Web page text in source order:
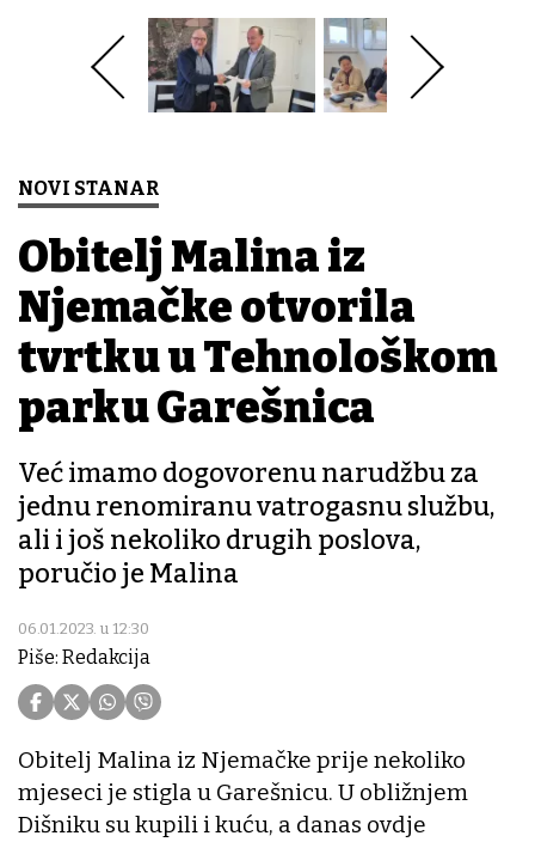
NOVI STANAR
Obitelj Malina iz
Njemačke otvorila
tvrtku u Tehnološkom
parku Garešnica
Već imamo dogovorenu narudžbu za
jednu renomiranu vatrogasnu službu,
ali i još nekoliko drugih poslova,
poručio je Malina
06.01.2023. u 12:30
Piše: Redakcija
Obitelj Malina iz Njemačke prije nekoliko
mjeseci je stigla u Garešnicu. U obližnjem
Dišniku su kupili i kuću, a danas ovdje